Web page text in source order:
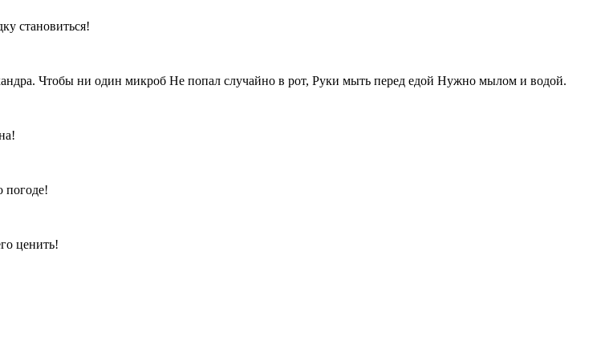
становиться!
Чтобы ни один микроб Не попал случайно в рот, Руки мыть перед едой Нужно мылом и водой.
погоде!
ценить!